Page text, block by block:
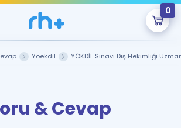
0
sınava hazırlayacak onlarca eğitim seni
bekliyor!
Yoekdil YÖKDİL Sınavı Diş Hekimliği
& Cevap